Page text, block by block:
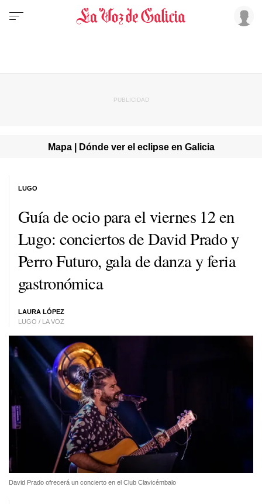
Mapa | Dónde ver el eclipse en Galicia
Guía de ocio para el viernes 12 en
Lugo: conciertos de David Prado y
Perro Futuro, gala de danza y feria
gastronómica
LAURA LÓPEZ
LUGO / LA VOZ
LUGO
David Prado ofrecerá un concierto en el Club Clavicémbalo